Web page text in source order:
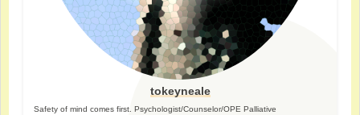
tokeyneale
Safety of mind comes first. Psychologist/Counselor/OPE Palliative